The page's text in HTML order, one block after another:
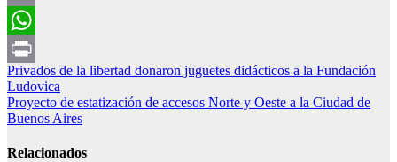
Email
WhatsApp
Print
Navegación
de
entradas
Privados de la libertad donaron juguetes didácticos a la Fundación
Ludovica
Proyecto de estatización de accesos Norte y Oeste a la Ciudad de
Buenos Aires
Relacionados